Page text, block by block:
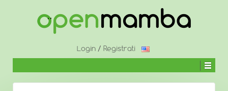
CONTENUTO
Login / Registrati